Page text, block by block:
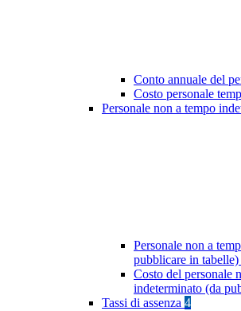
Conto annuale del
Costo personale
Personale non a tempo
Personale non a
pubblicare in tabelle)
Costo del personale
indeterminato (da
Tassi di assenza 4